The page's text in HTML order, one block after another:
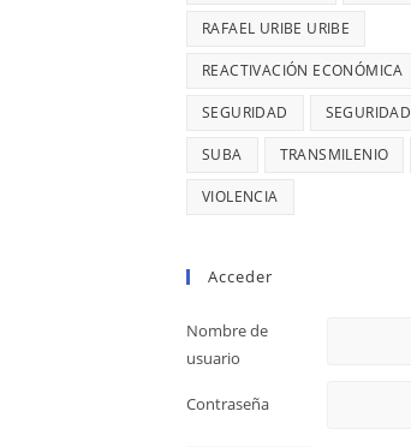
RAFAEL URIBE URIBE
REACTIVACIÓN ECONÓMICA
SEGURIDAD
SUBA TRANSMILENIO
VIOLENCIA
Acceder
Nombre de
usuario
Contraseña